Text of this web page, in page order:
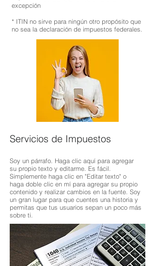
excepción
* ITIN no sirve para ningún otro propósito que
no sea la declaración de impuestos federales.
Servicios de Impuestos
Soy un párrafo. Haga clic aquí para agregar
su propio texto y editarme. Es fácil.
Simplemente haga clic en "Editar texto" o
haga doble clic en mí para agregar su propio
contenido y realizar cambios en la fuente. Soy
un gran lugar para que cuentes una historia y
permitas que tus usuarios sepan un poco más
sobre ti.